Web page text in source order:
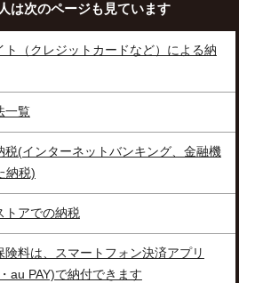
は次のページも見ています
ト（クレジットカードなど）による納
一覧
税(インターネットバンキング、金融機
納税)
トアでの納税
険料は、スマートフォン決済アプリ
au PAY)で納付できます